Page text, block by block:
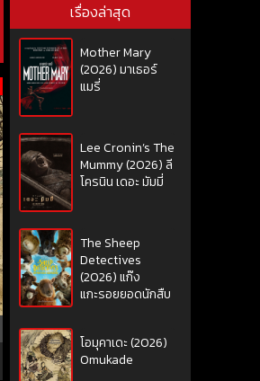
เรื่องล่าสุด
Mother Mary
(2026) มาเธอร์
แมรี่
Lee Cronin’s The
Mummy (2026) ลี
โครนิน เดอะ มัมมี่
The Sheep
Detectives
(2026) แก๊ง
แกะรอยยอดนักสืบ
โอมุคาเดะ (2026)
Omukade